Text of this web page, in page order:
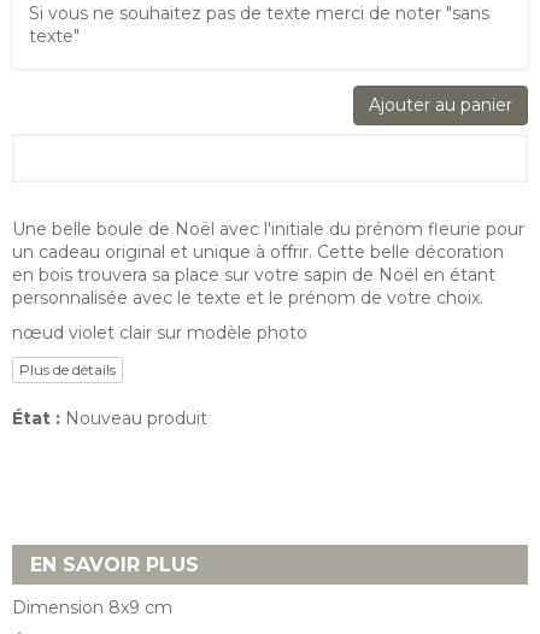
Si vous ne souhaitez pas de texte merci de noter "sans
texte"
Ajouter au panier
Une belle boule de Noël avec l'initiale du prénom fleurie pour
un cadeau original et unique à offrir. Cette belle décoration
en bois trouvera sa place sur votre sapin de Noël en étant
personnalisée avec le texte et le prénom de votre choix.
nœud violet clair sur modèle photo
Plus de détails
État : Nouveau produit
EN SAVOIR PLUS
Dimension 8x9 cm